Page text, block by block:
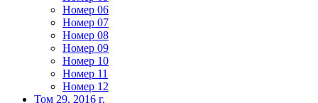
Номер 06
Номер 07
Номер 08
Номер 09
Номер 10
Номер 11
Номер 12
Том 29, 2016 г.